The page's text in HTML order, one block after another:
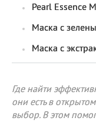
Pearl Essence
Маска с
Маска с
Где найти
они есть в
выбор. В этом